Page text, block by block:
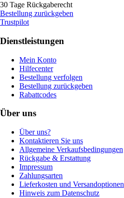
30 Tage Rückgaberecht
Bestellung zurückgeben
Trustpilot
Dienstleistungen
Mein Konto
Hilfecenter
Bestellung verfolgen
Bestellung zurückgeben
Rabattcodes
Über uns
Über uns?
Kontaktieren Sie uns
Allgemeine Verkaufsbedingungen
Rückgabe & Erstattung
Impressum
Zahlungsarten
Lieferkosten und Versandoptionen
Hinweis zum Datenschutz